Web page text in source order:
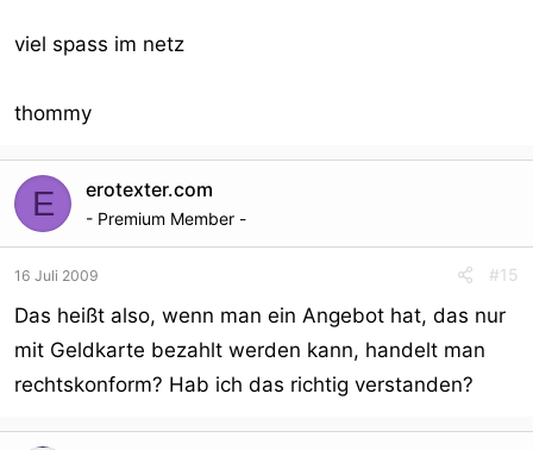
viel spass im netz
thommy
E erotexter.com
- Premium Member -
16 Juli 2009 #15
Das heißt also, wenn man ein Angebot hat, das nur
mit Geldkarte bezahlt werden kann, handelt man
rechtskonform? Hab ich das richtig verstanden?